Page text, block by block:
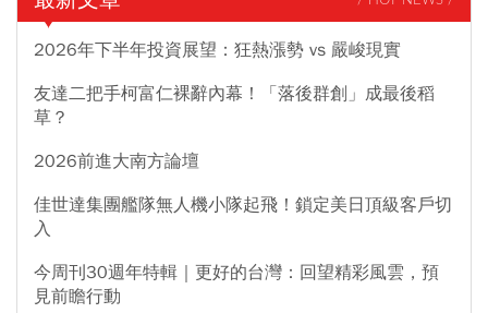
2026年下半年投資展望：狂熱漲勢 vs 嚴峻現實
友達二把手柯富仁裸辭內幕！「落後群創」成最後稻
草？
2026前進大南方論壇
佳世達集團艦隊無人機小隊起飛！鎖定美日頂級客戶切
入
今周刊30週年特輯｜更好的台灣：回望精彩風雲，預
見前瞻行動